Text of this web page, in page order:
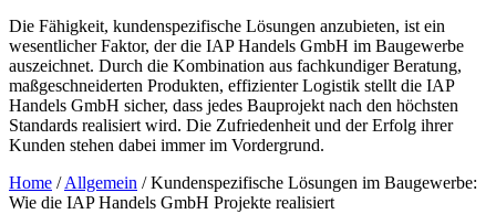
Die Fähigkeit, kundenspezifische Lösungen anzubieten, ist ein
wesentlicher Faktor, der die IAP Handels GmbH im Baugewerbe
auszeichnet. Durch die Kombination aus fachkundiger Beratung,
maßgeschneiderten Produkten, effizienter Logistik stellt die IAP
Handels GmbH sicher, dass jedes Bauprojekt nach den höchsten
Standards realisiert wird. Die Zufriedenheit und der Erfolg ihrer
Kunden stehen dabei immer im Vordergrund.
Home /Allgemein /Kundenspezifische Lösungen im Baugewerbe:
Wie die IAP Handels GmbH Projekte realisiert